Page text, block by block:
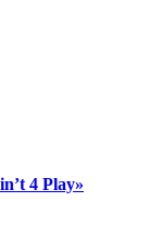
4 Play»